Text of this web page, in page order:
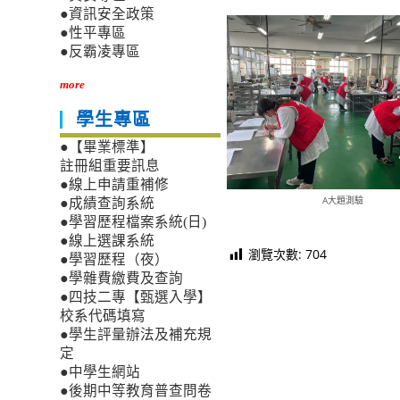
A大題測驗
瀏覽次數: 704
●資訊安全政策
●性平專區
●反霸凌專區
more
學生專區
●【畢業標準】
註冊組重要訊息
●線上申請重補修
●成績查詢系統
●學習歷程檔案系統(日)
●線上選課系統
●學習歷程（夜）
●學雜費繳費及查詢
●四技二專【甄選入學】
校系代碼填寫
●學生評量辦法及補充規
定
●中學生網站
●後期中等教育普查問卷